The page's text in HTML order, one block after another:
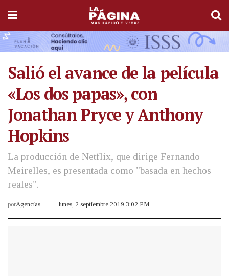
Salió el avance de la película
«Los dos papas», con
Jonathan Pryce y Anthony
Hopkins
La producción de Netflix, que dirige Fernando
Meirelles, es presentada como "basada en hechos
reales".
porAgencias lunes, 2 septiembre 2019 3:02 PM